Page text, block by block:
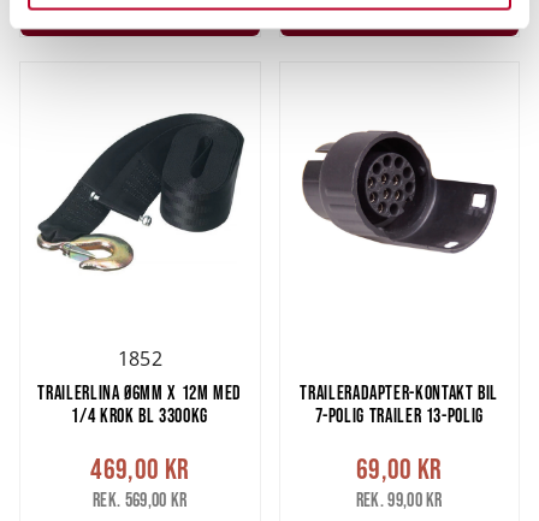
helst från cookie-förklaringen.
för sociala medier och analysera vår trafik. Vi
vidarebefordrar även sådana identifierare och annan
information från din enhet till de sociala medier och
annons- och analysföretag som vi samarbetar med.
Dessa kan i sin tur kombinera informationen med annan
information som du har tillhandahållit eller som de har
LÄGG I VARUKORG LÄGG I VARUKORG
1852
TRAILERLINA Ø6MM X 12M MED
1/4 KROK BL 3300KG
469,00 kr
Rek. 569,00 kr
TRAILERADAPTER-KONTAKT BIL
7-POLIG TRAILER 13-POLIG
69,00 kr
Rek. 99,00 kr